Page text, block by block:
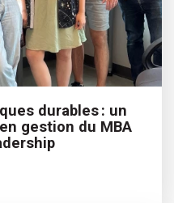
durables : un
gestion du MBA